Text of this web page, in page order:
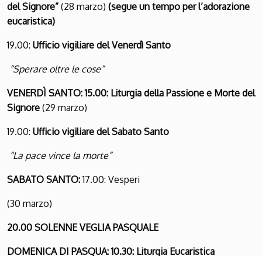
del Signore” (28 marzo) (segue un tempo per l’adorazione
eucaristica)
19.00: Ufficio vigiliare del Venerdì Santo
“Sperare oltre le cose”
VENERDÌ SANTO:15.00: Liturgia della Passione e Morte del
Signore (29 marzo)
19.00: Ufficio vigiliare del Sabato Santo
“La pace vince la morte”
SABATO SANTO:17.00: Vesperi
(30 marzo)
20.00 SOLENNE VEGLIA PASQUALE
DOMENICA DI PASQUA:10.30: Liturgia Eucaristica